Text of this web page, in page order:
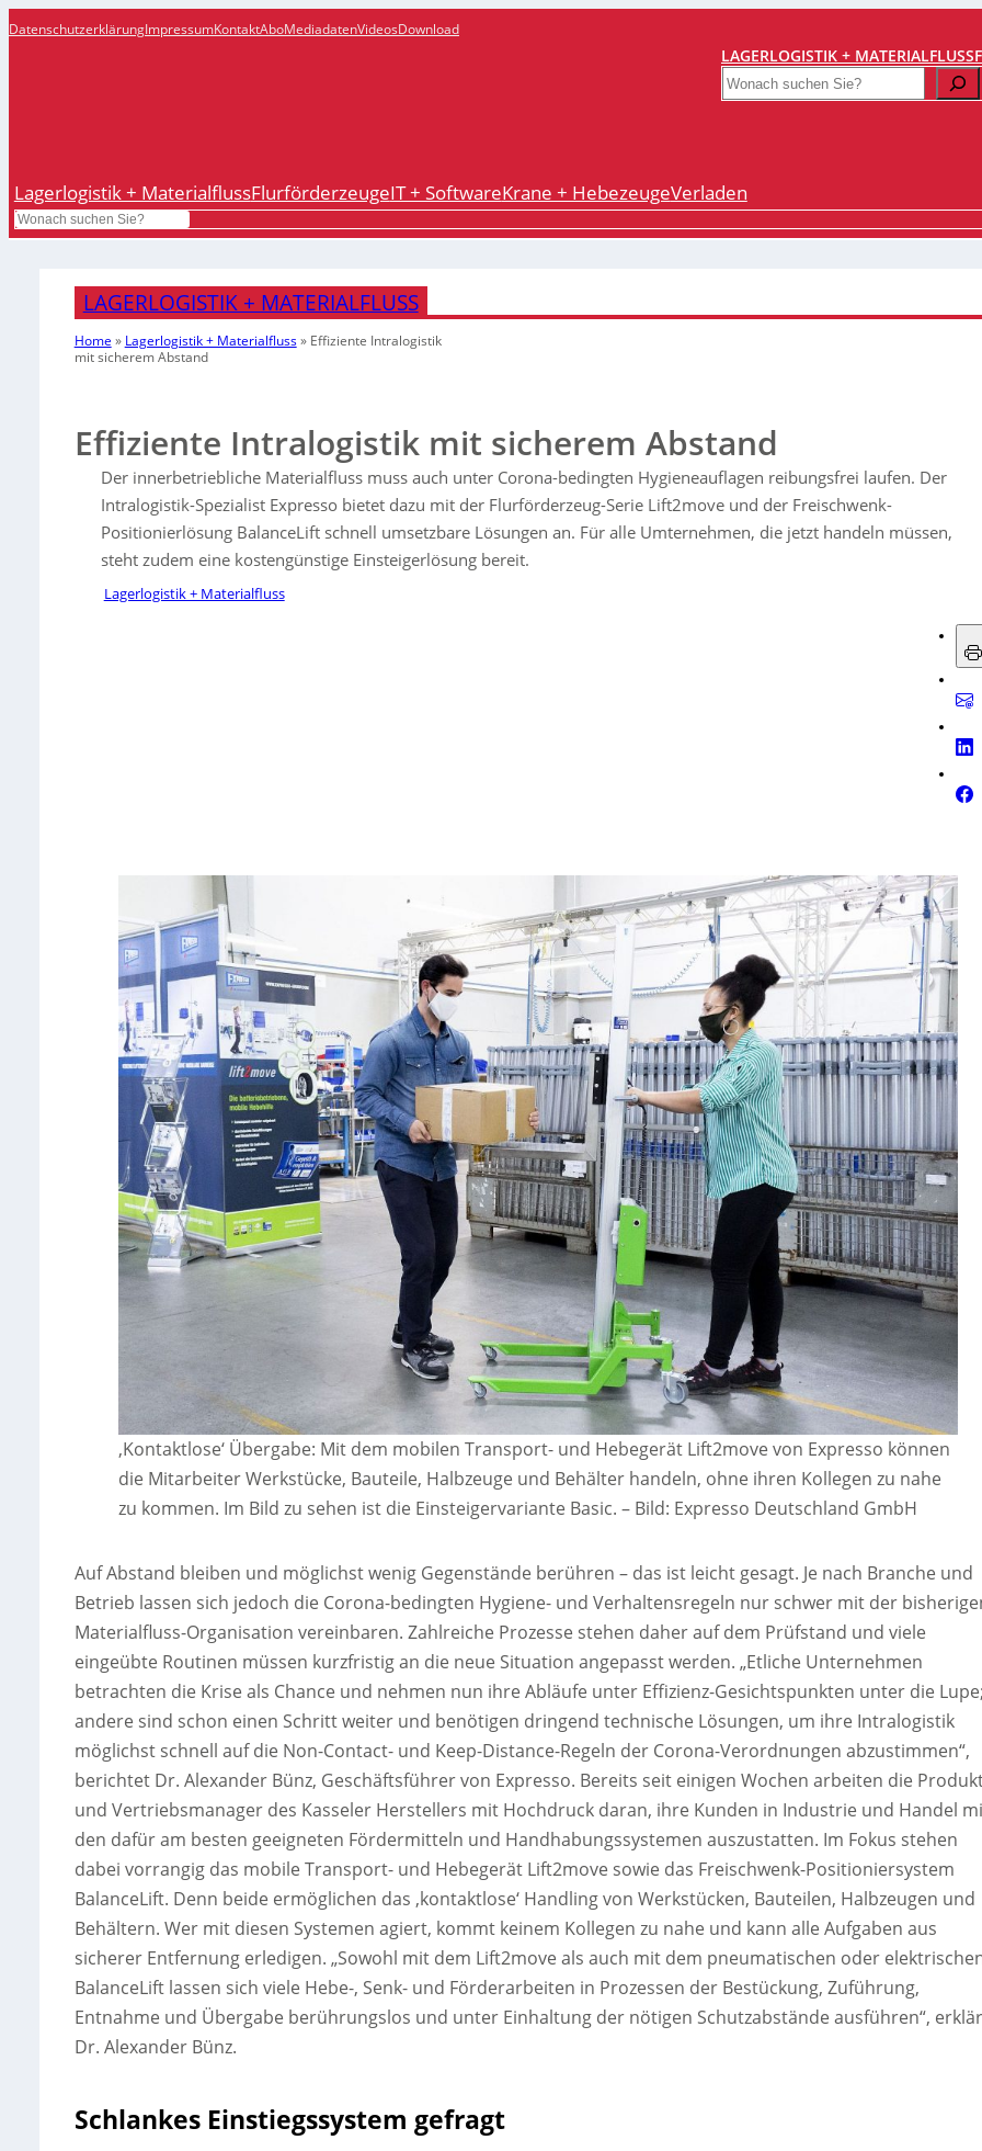
DatenschutzerklärungImpressumKontaktAboMediadatenVideosDownload
LAGERLOGISTIK + MATERIALFLUSS
Search
Lagerlogistik + MaterialflussFlurförderzeugeIT + SoftwareKrane + HebezeugeVerladen
Search
LAGERLOGISTIK + MATERIALFLUSS
Home » Lagerlogistik + Materialfluss» Effiziente Intralogistik
mit sicherem Abstand
Effiziente Intralogistik mit sicherem Abstand
Der innerbetriebliche Materialfluss muss auch unter Corona-bedingten Hygieneauflagen reibungsfrei laufen. Der
Intralogistik-Spezialist Expresso bietet dazu mit der Flurförderzeug-Serie Lift2move und der Freischwenk-
Positionierlösung BalanceLift schnell umsetzbare Lösungen an. Für alle Umternehmen, die jetzt handeln müssen,
steht zudem eine kostengünstige Einsteigerlösung bereit.
Lagerlogistik + Materialfluss
‚Kontaktlose‘ Übergabe: Mit dem mobilen Transport- und Hebegerät Lift2move von Expresso können
die Mitarbeiter Werkstücke, Bauteile, Halbzeuge und Behälter handeln, ohne ihren Kollegen zu nahe
zu kommen. Im Bild zu sehen ist die Einsteigervariante Basic. – Bild: Expresso Deutschland GmbH
Auf Abstand bleiben und möglichst wenig Gegenstände berühren – das ist leicht gesagt. Je nach Branche und
Betrieb lassen sich jedoch die Corona-bedingten Hygiene- und Verhaltensregeln nur schwer mit der
Materialfluss-Organisation vereinbaren. Zahlreiche Prozesse stehen daher auf dem Prüfstand und viele
eingeübte Routinen müssen kurzfristig an die neue Situation angepasst werden. „Etliche Unternehmen
betrachten die Krise als Chance und nehmen nun ihre Abläufe unter Effizienz-Gesichtspunkten unter die Lupe;
andere sind schon einen Schritt weiter und benötigen dringend technische Lösungen, um ihre Intralogistik
möglichst schnell auf die Non-Contact- und Keep-Distance-Regeln der Corona-Verordnungen abzustimmen“,
berichtet Dr. Alexander Bünz, Geschäftsführer von Expresso. Bereits seit einigen Wochen arbeiten die
und Vertriebsmanager des Kasseler Herstellers mit Hochdruck daran, ihre Kunden in Industrie und Handel
den dafür am besten geeigneten Fördermitteln und Handhabungssystemen auszustatten. Im Fokus stehen
dabei vorrangig das mobile Transport- und Hebegerät Lift2move sowie das Freischwenk-Positioniersystem
BalanceLift. Denn beide ermöglichen das ‚kontaktlose‘ Handling von Werkstücken, Bauteilen, Halbzeugen und
Behältern. Wer mit diesen Systemen agiert, kommt keinem Kollegen zu nahe und kann alle Aufgaben aus
sicherer Entfernung erledigen. „Sowohl mit dem Lift2move als auch mit dem pneumatischen oder
BalanceLift lassen sich viele Hebe-, Senk- und Förderarbeiten in Prozessen der Bestückung, Zuführung,
Entnahme und Übergabe berührungslos und unter Einhaltung der nötigen Schutzabstände ausführen“,
Dr. Alexander Bünz.
Schlankes Einstiegssystem gefragt